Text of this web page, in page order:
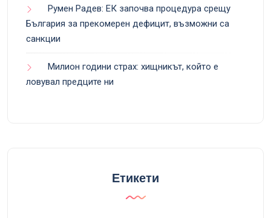
Румен Радев: ЕК започва процедура срещу
България за прекомерен дефицит, възможни са
санкции
Милион години страх: хищникът, който е
ловувал предците ни
Етикети